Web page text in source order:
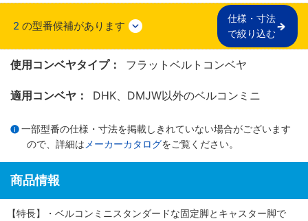
2 の型番候補があります
仕様・寸法
で絞り込む
使用コンベヤタイプ： フラットベルトコンベヤ
適用コンベヤ： DHK、DMJW以外のベルコンミニ
一部型番の仕様・寸法を掲載しきれていない場合がございます
ので、詳細は メーカーカタログをご覧ください。
商品情報
【特長】・ベルコンミニスタンダードな固定脚とキャスター脚で